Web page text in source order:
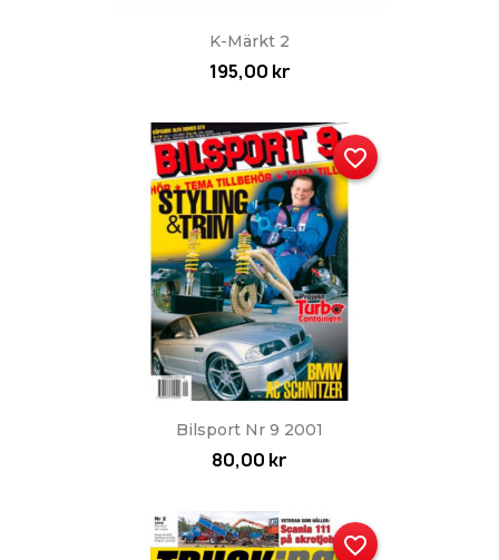
K-Märkt 2
195,00 kr
Bilsport Nr 9 2001
80,00 kr
favorite_border
favorite_border